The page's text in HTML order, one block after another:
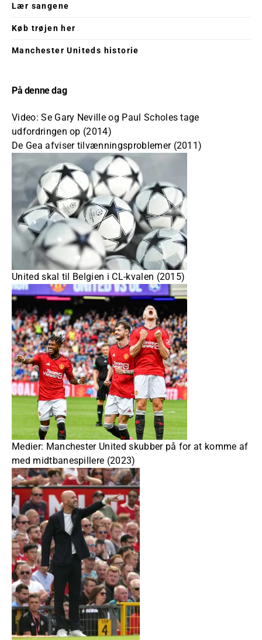
Lær sangene
Køb trøjen her
Manchester Uniteds historie
På denne dag
Video: Se Gary Neville og Paul Scholes tage
udfordringen op (2014)
De Gea afviser tilvænningsproblemer (2011)
United skal til Belgien i CL-kvalen (2015)
Medier: Manchester United skubber på for at komme af
med midtbanespillere (2023)